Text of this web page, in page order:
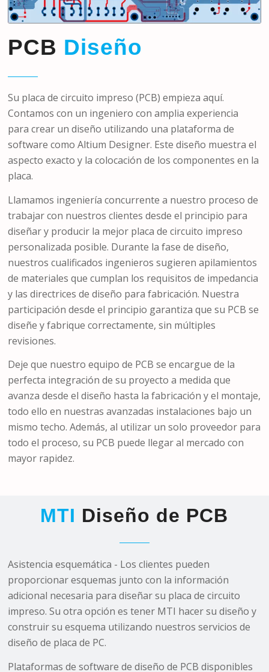
PCB Diseño
Su placa de circuito impreso (PCB) empieza aquí.
Contamos con un ingeniero con amplia experiencia
para crear un diseño utilizando una plataforma de
software como Altium Designer. Este diseño muestra el
aspecto exacto y la colocación de los componentes en la
placa.
Llamamos ingeniería concurrente a nuestro proceso de
trabajar con nuestros clientes desde el principio para
diseñar y producir la mejor placa de circuito impreso
personalizada posible. Durante la fase de diseño,
nuestros cualificados ingenieros sugieren apilamientos
de materiales que cumplan los requisitos de impedancia
y las directrices de diseño para fabricación. Nuestra
participación desde el principio garantiza que su PCB se
diseñe y fabrique correctamente, sin múltiples
revisiones.
Deje que nuestro equipo de PCB se encargue de la
perfecta integración de su proyecto a medida que
avanza desde el diseño hasta la fabricación y el montaje,
todo ello en nuestras avanzadas instalaciones bajo un
mismo techo. Además, al utilizar un solo proveedor para
todo el proceso, su PCB puede llegar al mercado con
mayor rapidez.
MTI Diseño de PCB
Asistencia esquemática - Los clientes pueden
proporcionar esquemas junto con la información
adicional necesaria para diseñar su placa de circuito
impreso. Su otra opción es tener MTI hacer su diseño y
construir su esquema utilizando nuestros servicios de
diseño de placa de PC.
Plataformas de software de diseño de PCB disponibles